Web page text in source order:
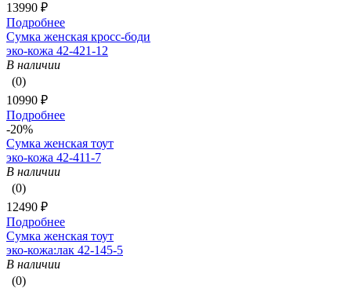
13990 ₽
Подробнее
Сумка женская кросс-боди
эко-кожа 42-421-12
В наличии
(0)
10990 ₽
Подробнее
-20%
Сумка женская тоут
эко-кожа 42-411-7
В наличии
(0)
12490 ₽
Подробнее
Сумка женская тоут
эко-кожа:лак 42-145-5
В наличии
(0)